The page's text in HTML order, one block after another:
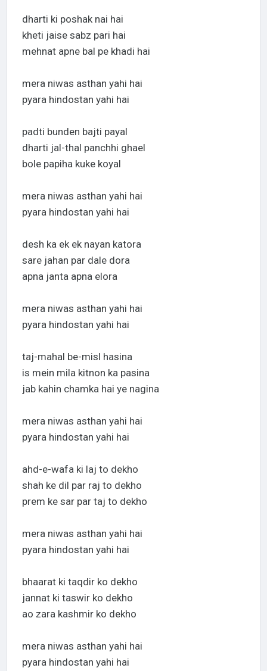
dharti ki poshak nai hai
kheti jaise sabz pari hai
mehnat apne bal pe khadi hai
mera niwas asthan yahi hai
pyara hindostan yahi hai
padti bunden bajti payal
dharti jal-thal panchhi ghael
bole papiha kuke koyal
mera niwas asthan yahi hai
pyara hindostan yahi hai
desh ka ek ek nayan katora
sare jahan par dale dora
apna janta apna elora
mera niwas asthan yahi hai
pyara hindostan yahi hai
taj-mahal be-misl hasina
is mein mila kitnon ka pasina
jab kahin chamka hai ye nagina
mera niwas asthan yahi hai
pyara hindostan yahi hai
ahd-e-wafa ki laj to dekho
shah ke dil par raj to dekho
prem ke sar par taj to dekho
mera niwas asthan yahi hai
pyara hindostan yahi hai
bhaarat ki taqdir ko dekho
jannat ki taswir ko dekho
ao zara kashmir ko dekho
mera niwas asthan yahi hai
pyara hindostan yahi hai